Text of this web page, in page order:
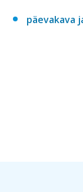
päevakava